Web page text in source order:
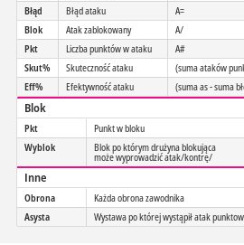
Błąd
Błąd ataku
A=
Blok
Atak zablokowany
A/
Pkt
Liczba punktów w ataku
A#
Skut%
Skuteczność ataku
(suma ataków
Eff%
Efektywność ataku (suma as - suma
Blok
Pkt Punkt w bloku
Wyblok
Blok po którym drużyna blokująca
może wyprowadzić atak/kontrę/
Inne
Obrona
Każda obrona zawodnika
Asysta
Wystawa po której wystąpił atak